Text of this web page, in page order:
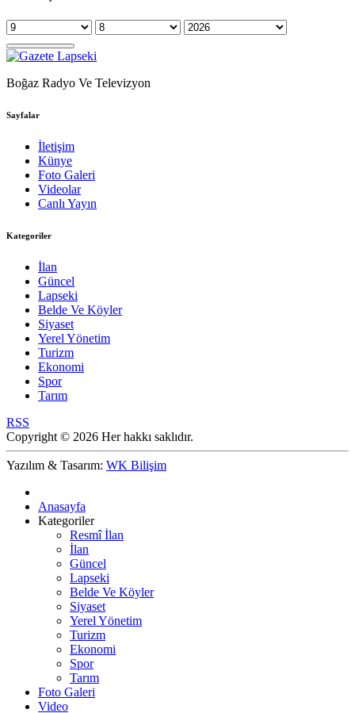
Boğaz Radyo Ve Televizyon
Sayfalar
İletişim
Künye
Foto Galeri
Videolar
Canlı Yayın
Kategoriler
İlan
Güncel
Lapseki
Belde Ve Köyler
Siyaset
Yerel Yönetim
Turizm
Ekonomi
Spor
Tarım
RSS
Copyright © 2026 Her hakkı saklıdır.
Yazılım & Tasarım: WK Bilişim
Anasayfa
Kategoriler
Resmî İlan
İlan
Güncel
Lapseki
Belde Ve Köyler
Siyaset
Yerel Yönetim
Turizm
Ekonomi
Spor
Tarım
Foto Galeri
Video